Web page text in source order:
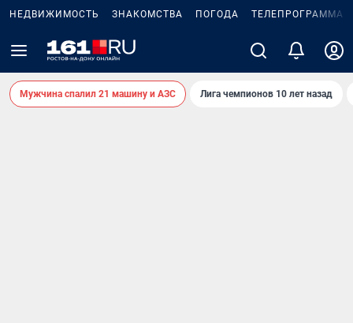
НЕДВИЖИМОСТЬ ЗНАКОМСТВА ПОГОДА ТЕЛЕПРОГРАММА
Мужчина спалил 21 машину и АЗС Лига чемпионов 10 лет назад